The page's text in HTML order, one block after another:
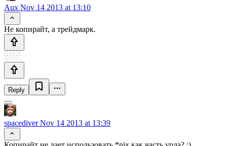
Aux Nov 14 2013 at 13:10
Не копирайт, а трейдмарк.
Reply
spacediverNov 14 2013 at 13:39